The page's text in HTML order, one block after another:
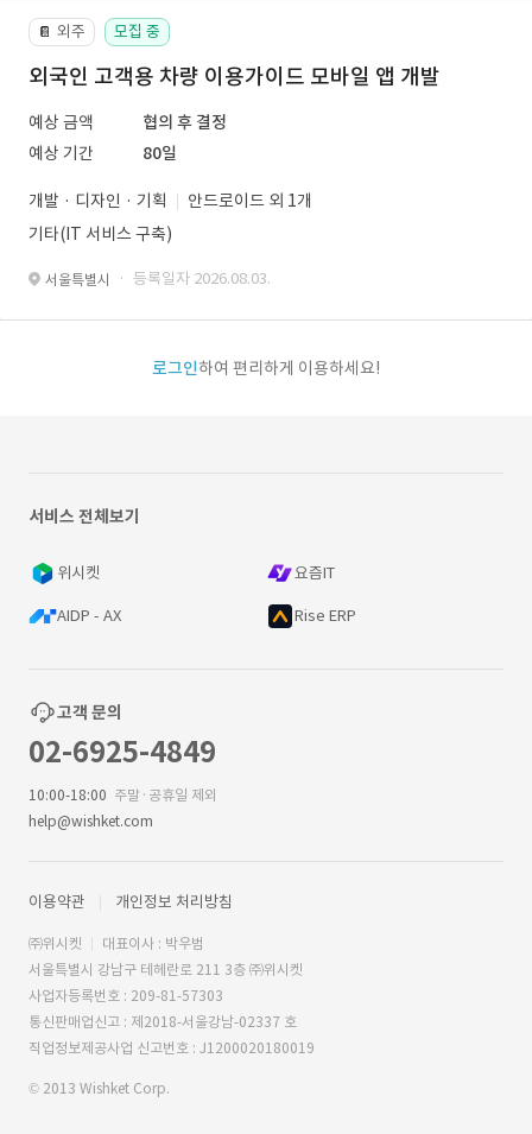
📔 외주 모집 중
외국인 고객용 차량 이용가이드 모바일 앱 개발
예상 금액
협의 후 결정
예상 기간
80일
개발 · 디자인 · 기획
안드로이드 외 1개
기타(IT 서비스 구축)
서울특별시 · 등록일자 2026.08.03.
로그인하여 편리하게 이용하세요!
서비스 전체보기
위시켓 요즘IT
AIDP - AX Rise ERP
고객 문의
02-6925-4849
10:00-18:00 주말·공휴일 제외
help@wishket.com
이용약관 개인정보 처리방침
㈜위시켓
대표이사 : 박우범
서울특별시 강남구 테헤란로 211 3층 ㈜위시켓
사업자등록번호 : 209-81-57303
통신판매업신고 : 제2018-서울강남-02337 호
직업정보제공사업 신고번호 : J1200020180019
© 2013 Wishket Corp.